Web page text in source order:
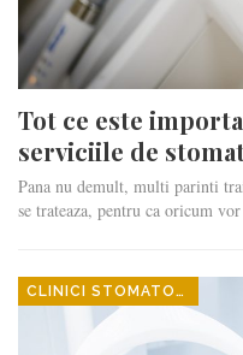
Tot ce este
serviciile de
Pana nu demult, multi parinti
se trateaza, pentru ca oricum
CLINICI STOMATOLOGICE